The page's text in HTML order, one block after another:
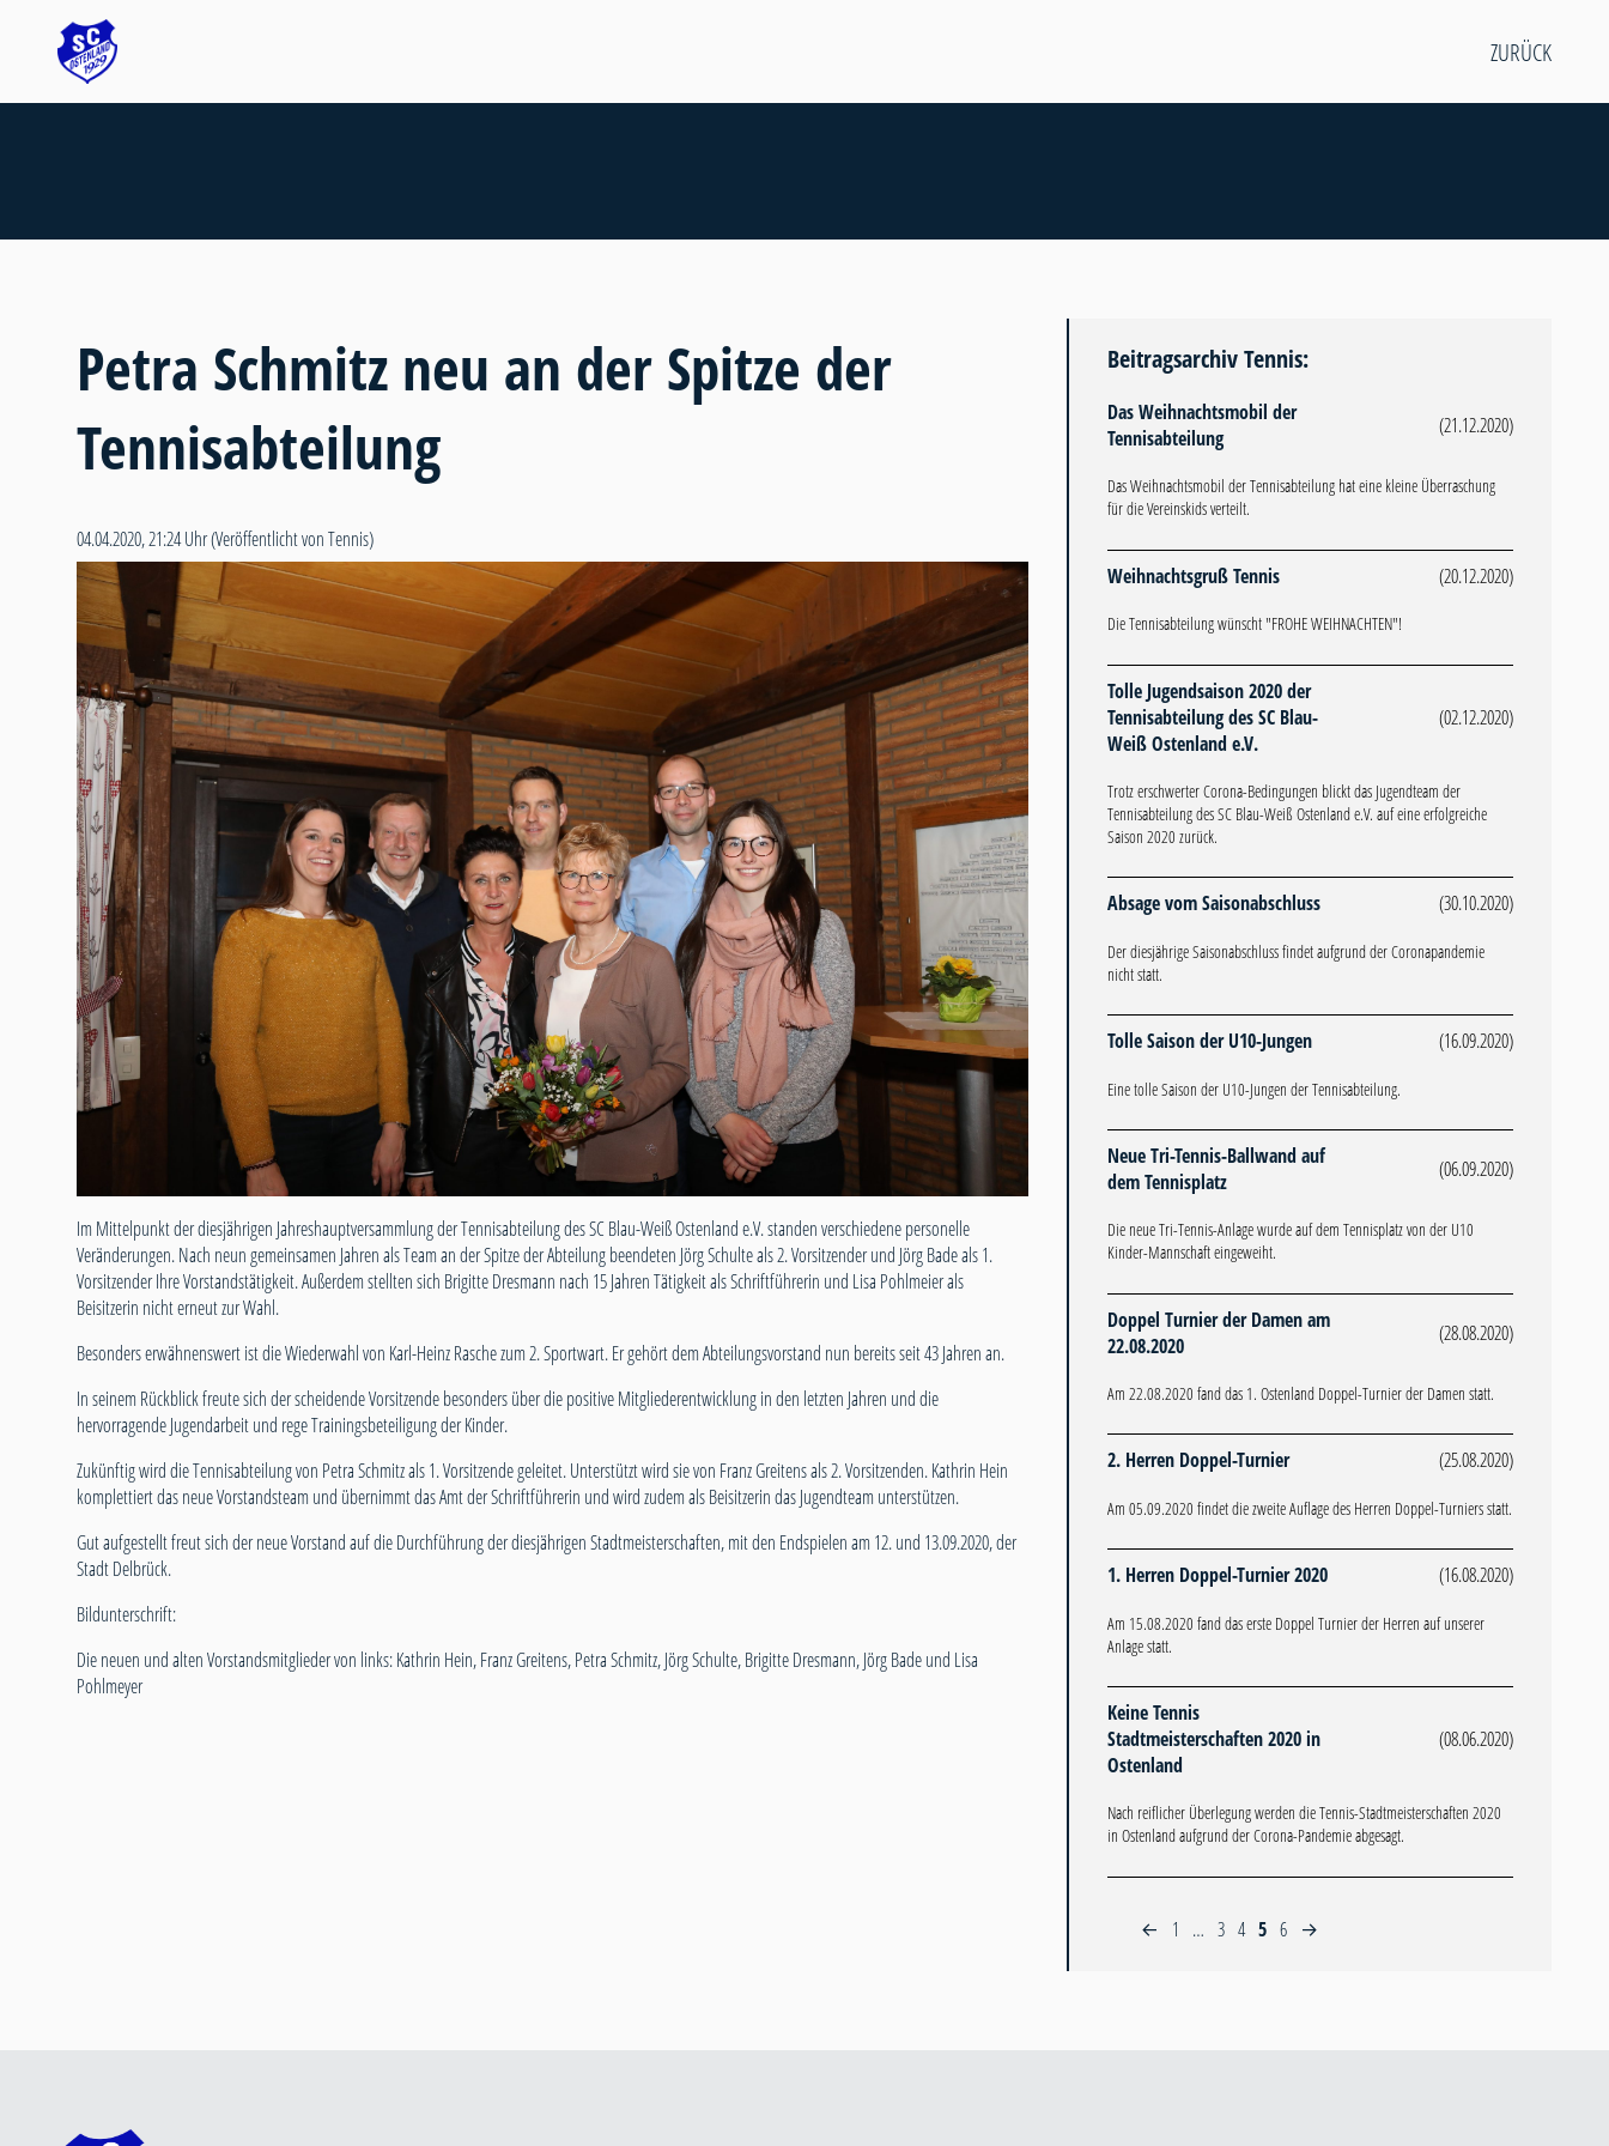
ZURÜCK
Petra Schmitz neu an der Spitze der
Tennisabteilung
04.04.2020, 21:24 Uhr(Veröffentlicht von Tennis)
Im Mittelpunkt der diesjährigen Jahreshauptversammlung der Tennisabteilung des SC Blau-Weiß Ostenland e.V. standen verschiedene personelle
Veränderungen. Nach neun gemeinsamen Jahren als Team an der Spitze der Abteilung beendeten Jörg Schulte als 2. Vorsitzender und Jörg Bade als 1.
Vorsitzender Ihre Vorstandstätigkeit. Außerdem stellten sich Brigitte Dresmann nach 15 Jahren Tätigkeit als Schriftführerin und Lisa Pohlmeier als
Beisitzerin nicht erneut zur Wahl.
Besonders erwähnenswert ist die Wiederwahl von Karl-Heinz Rasche zum 2. Sportwart. Er gehört dem Abteilungsvorstand nun bereits seit 43 Jahren an.
In seinem Rückblick freute sich der scheidende Vorsitzende besonders über die positive Mitgliederentwicklung in den letzten Jahren und die
hervorragende Jugendarbeit und rege Trainingsbeteiligung der Kinder.
Zukünftig wird die Tennisabteilung von Petra Schmitz als 1. Vorsitzende geleitet. Unterstützt wird sie von Franz Greitens als 2. Vorsitzenden. Kathrin Hein
komplettiert das neue Vorstandsteam und übernimmt das Amt der Schriftführerin und wird zudem als Beisitzerin das Jugendteam unterstützen.
Gut aufgestellt freut sich der neue Vorstand auf die Durchführung der diesjährigen Stadtmeisterschaften, mit den Endspielen am 12. und 13.09.2020, der
Stadt Delbrück.
Bildunterschrift:
Die neuen und alten Vorstandsmitglieder von links: Kathrin Hein, Franz Greitens, Petra Schmitz, Jörg Schulte, Brigitte Dresmann, Jörg Bade und Lisa
Pohlmeyer
Beitragsarchiv Tennis:
Das Weihnachtsmobil der
Tennisabteilung
(21.12.2020)
Das Weihnachtsmobil der Tennisabteilung hat eine kleine Überraschung
für die Vereinskids verteilt.
Weihnachtsgruß Tennis (20.12.2020)
Die Tennisabteilung wünscht "FROHE WEIHNACHTEN"!
Tolle Jugendsaison 2020 der
Tennisabteilung des SC Blau-
Weiß Ostenland e.V.
(02.12.2020)
Trotz erschwerter Corona-Bedingungen blickt das Jugendteam der
Tennisabteilung des SC Blau-Weiß Ostenland e.V. auf eine erfolgreiche
Saison 2020 zurück.
Absage vom Saisonabschluss (30.10.2020)
Der diesjährige Saisonabschluss findet aufgrund der Coronapandemie
nicht statt.
Tolle Saison der U10-Jungen (16.09.2020)
Eine tolle Saison der U10-Jungen der Tennisabteilung.
Neue Tri-Tennis-Ballwand auf
dem Tennisplatz
(06.09.2020)
Die neue Tri-Tennis-Anlage wurde auf dem Tennisplatz von der U10
Kinder-Mannschaft eingeweiht.
Doppel Turnier der Damen am
22.08.2020
(28.08.2020)
Am 22.08.2020 fand das 1. Ostenland Doppel-Turnier der Damen statt.
2. Herren Doppel-Turnier (25.08.2020)
Am 05.09.2020 findet die zweite Auflage des Herren Doppel-Turniers statt.
1. Herren Doppel-Turnier 2020 (16.08.2020)
Am 15.08.2020 fand das erste Doppel Turnier der Herren auf unserer
Anlage statt.
Keine Tennis
Stadtmeisterschaften 2020 in
Ostenland
(08.06.2020)
Nach reiflicher Überlegung werden die Tennis-Stadtmeisterschaften 2020
in Ostenland aufgrund der Corona-Pandemie abgesagt.
← 1 … 3 4 5 6 →